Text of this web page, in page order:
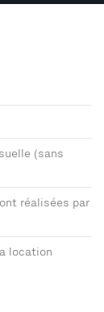
(sans
réalisées par
location